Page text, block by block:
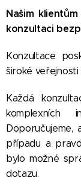
Našim
konzultaci
Konzultace
široké
Každá
Doporučujeme,
případu a
bylo možné
dotazu.